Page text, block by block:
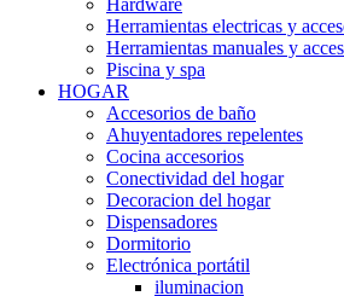
Hardware
Herramientas electricas y
Herramientas manuales y
Piscina y spa
HOGAR
Accesorios de baño
Ahuyentadores repelentes
Cocina accesorios
Conectividad del hogar
Decoracion del hogar
Dispensadores
Dormitorio
Electrónica portátil
iluminacion